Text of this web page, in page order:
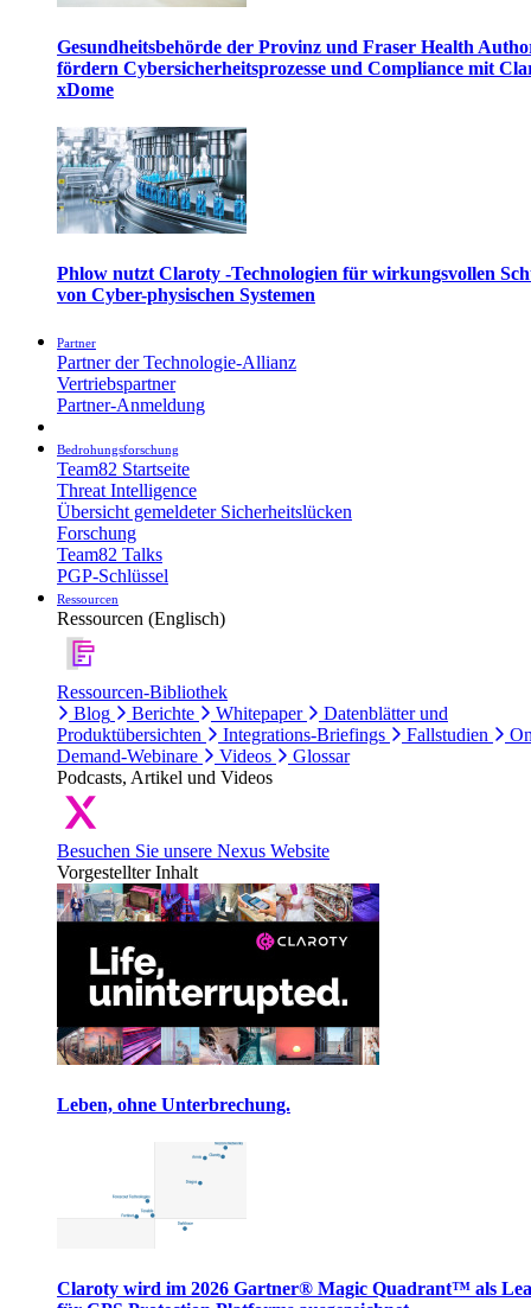
Gesundheitsbehörde der Provinz und Fraser Health
fördern Cybersicherheitsprozesse und Compliance mit
xDome
Phlow nutzt Claroty -Technologien für wirkungsvollen
von Cyber-physischen Systemen
Partner
Partner der Technologie-Allianz
Vertriebspartner
Partner-Anmeldung
Bedrohungsforschung
Team82 Startseite
Threat Intelligence
Übersicht gemeldeter Sicherheitslücken
Forschung
Team82 Talks
PGP-Schlüssel
Ressourcen
Ressourcen (Englisch)
Ressourcen-Bibliothek
Blog
Berichte Whitepaper
Datenblätter und
Produktübersichten
Integrations-Briefings Fallstudien
Demand-Webinare
Videos
Glossar
Podcasts, Artikel und Videos
Besuchen Sie unsere Nexus Website
Vorgestellter Inhalt
Leben, ohne Unterbrechung.
Claroty wird im 2026 Gartner® Magic Quadrant™ als